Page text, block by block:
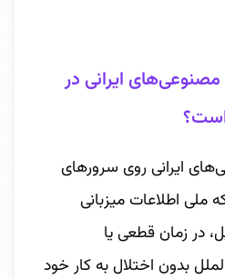
ایرانی در
است؟
ایرانی روی سرورهای
اطلاعات میزبانی
در زمان قطعی یا
بدون اختلال به کار خود